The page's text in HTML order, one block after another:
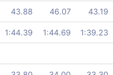
43.88 46.07 43.19
1:44.39 1:44.69 1:39.23